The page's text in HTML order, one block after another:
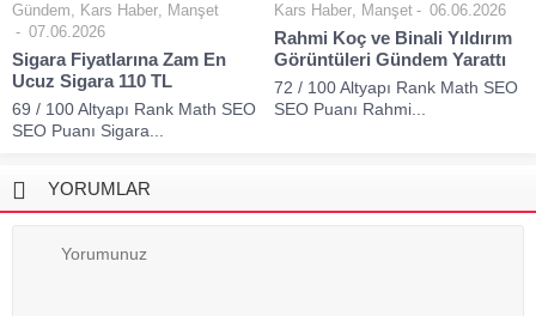
Gündem, Kars Haber, Manşet
07.06.2026
Sigara Fiyatlarına Zam En
Ucuz Sigara 110 TL
69 / 100 Altyapı Rank Math SEO
SEO Puanı Sigara...
Kars Haber, Manşet 06.06.2026
Rahmi Koç ve Binali Yıldırım
Görüntüleri Gündem Yarattı
72 / 100 Altyapı Rank Math SEO
SEO Puanı Rahmi...
YORUMLAR